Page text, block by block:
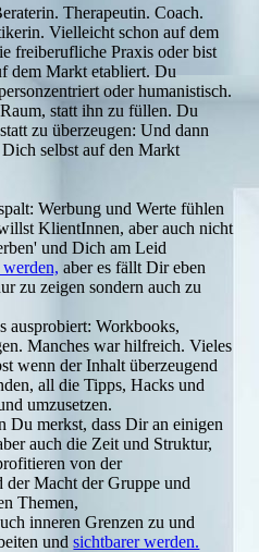
Therapeutin. Coach.
Vielleicht schon auf dem
freiberufliche Praxis oder bist
dem Markt etabliert. Du
oder humanistisch.
statt ihn zu füllen. Du
zu überzeugen: Und dann
selbst auf den Markt
Werbung und Werte fühlen
KlientInnen, aber auch nicht
und Dich am Leid
aber es fällt Dir eben
zu zeigen sondern auch zu
ausprobiert: Workbooks,
Manches war hilfreich. Vieles
wenn der Inhalt überzeugend
all die Tipps, Hacks und
umzusetzen.
merkst, dass Dir an einigen
auch die Zeit und Struktur,
von der
der Macht der Gruppe und
Themen,
inneren Grenzen zu und
undsichtbarer werden.